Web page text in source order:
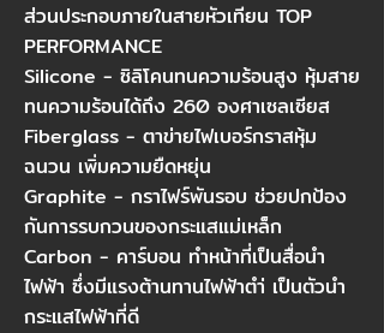
ส่วนประกอบภายในสายหัวเทียน TOP
PERFORMANCE
Silicone - ซิลิโคนทนความร้อนสูง หุ้มสาย
ทนความร้อนได้ถึง 260 องศาเซลเซียส
Fiberglass - ตาข่ายไฟเบอร์กราสหุ้ม
ฉนวน เพิ่มความยืดหยุ่น
Graphite - กราไฟร์พันรอบ ช่วยปกป้อง
กันการรบกวนของกระแสแม่เหล็ก
Carbon - คาร์บอน ทำหน้าที่เป็นสื่อนำ
ไฟฟ้า ซึ่งมีแรงต้านทานไฟฟ้าตำ่ เป็นตัวนำ
กระแสไฟฟ้าที่ดี